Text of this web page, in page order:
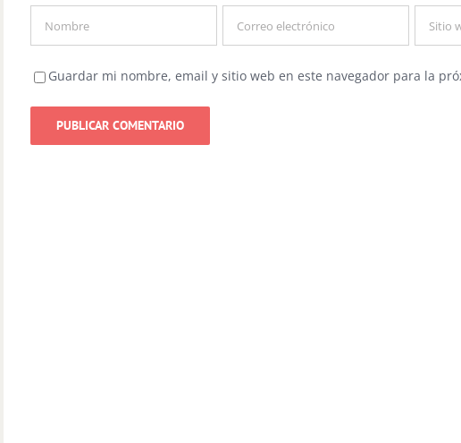
Guardar mi nombre, email y sitio web en este navegador para la